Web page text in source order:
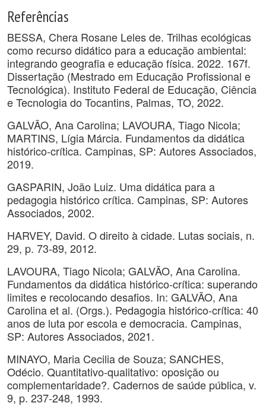
Referências
BESSA, Chera Rosane Leles de. Trilhas ecológicas
como recurso didático para a educação ambiental:
integrando geografia e educação física. 2022. 167f.
Dissertação (Mestrado em Educação Profissional e
Tecnológica). Instituto Federal de Educação, Ciência
e Tecnologia do Tocantins, Palmas, TO, 2022.
GALVÃO, Ana Carolina; LAVOURA, Tiago Nicola;
MARTINS, Lígia Márcia. Fundamentos da didática
histórico-crítica. Campinas, SP: Autores Associados,
2019.
GASPARIN, João Luiz. Uma didática para a
pedagogia histórico crítica. Campinas, SP: Autores
Associados, 2002.
HARVEY, David. O direito à cidade. Lutas sociais, n.
29, p. 73-89, 2012.
LAVOURA, Tiago Nicola; GALVÃO, Ana Carolina.
Fundamentos da didática histórico-crítica: superando
limites e recolocando desafios. In: GALVÃO, Ana
Carolina et al. (Orgs.). Pedagogia histórico-crítica: 40
anos de luta por escola e democracia. Campinas,
SP: Autores Associados, 2021.
MINAYO, Maria Cecilia de Souza; SANCHES,
Odécio. Quantitativo-qualitativo: oposição ou
complementaridade?. Cadernos de saúde pública, v.
9, p. 237-248, 1993.